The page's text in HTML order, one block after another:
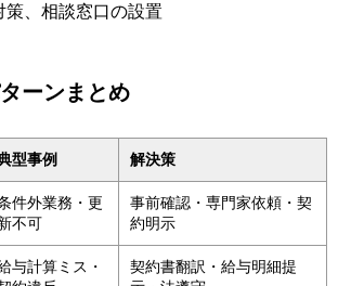
策、相談窓口の設置
ーンまとめ
型事例 解決策
件外業務・更
不可
事前確認・専門家依頼・契
約明示
与計算ミス・
契約書翻訳・給与明細提